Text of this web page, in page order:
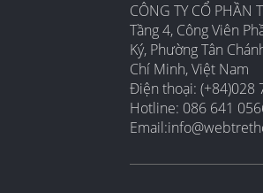
CÔNG TY CỔ PHẦN
Tầng 4, Công Viên
Ký, Phường Tân
Chí Minh, Việt Nam
Điện thoại: (+84)028
Hotline: 086 641
Email: